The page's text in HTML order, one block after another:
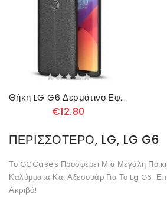
Θήκη LG G6 Δερμάτινο Εφέ Litchi Διπλής Γραμμής
€12.80
ΠΕΡΙΣΣΌΤΕΡΟ, LG, LG G6
Το GCCases Προσφέρει Μια Μεγάλη
Καλύμματα Και Αξεσουάρ Για Το Lg G6.
Ακριβό!